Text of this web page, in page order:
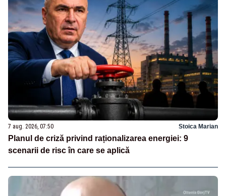
7 aug. 2026, 07:50 Stoica Marian
Planul de criză privind raționalizarea energiei: 9
scenarii de risc în care se aplică